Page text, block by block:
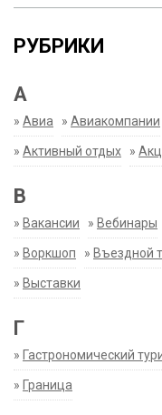
РУБРИКИ
А
» Авиа » Авиакомпании
» Активный отдых »
В
» Вакансии » Вебинары
» Воркшоп » Въездной
» Выставки
Г
» Гастрономический
» Граница